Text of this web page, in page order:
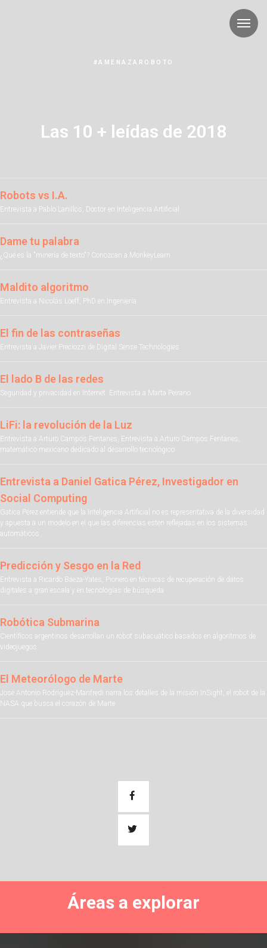
#AMENAZAROBOTO
Las 10 + leídas de 2018
Robots vs I.A.
Entrevista a Pablo Lanillos, Doctor en Inteligencia Artificial
Dame tu palabra
¿Qué es la "minería de texto"? Conozcan a MonkeyLearn
Maldito algoritmo
Entrevista a Nicolás Loeff, PhD en Ingeniería
El fin de las contraseñas
Entrevista a Javier Preciozzi de Digital Sense Technologies
El lado B de las redes
Seguridad y privacidad en Internet. Entrevista a Marta Peirano
LiFi: la revolución de la Luz
Entrevista a Arturo Campos Fentanes, Entrevista a Arturo Campos Fentanes,
matemático mexicano dedicado al desarrollo tecnológico
Entrevista a Daniel Gatica Pérez, Investigador en
Social Computing
Gatica Pérez entiende que la Inteligencia Artificial no es representativa de la diversidad
y apuesta a un modelo en el que las diferencias estén reflejadas en los sistemas
automáticos
Predicción y Sesgo en la Red
Entrevista a Ricardo Baeza-Yates, Pionero en técnicas de recuperación de datos
digitales a gran escala y en tecnologías de búsqueda
Robótica Submarina
Científicos argentinos desarrollan un robot subacuático basados en algoritmos de
videojuegos
El Meteorólogo de Marte
José Antonio Rodríguez-Manfredi narra los detalles de la misión InSight, el robot de la
NASA que busca el corazón de Marte
Áreas a explorar